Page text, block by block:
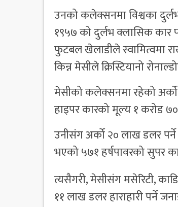
उनको कलेक्सनमा विश्वका
१९५७ को दुर्लभ क्लासिक कार
फुटबल खेलाडीले स्वामित्वमा
किन्न मेसीले क्रिस्टियानो
मेसीको कलेक्सनमा रहेको अर्को
हाइपर कारको मूल्य १ करोड
उनीसंग अर्को २० लाख डलर
भएको ५७१ हर्षपावरको सुपर
त्यसैगरी, मेसीसंग मसेरिटी,
११ लाख डलर हाराहारी पर्ने